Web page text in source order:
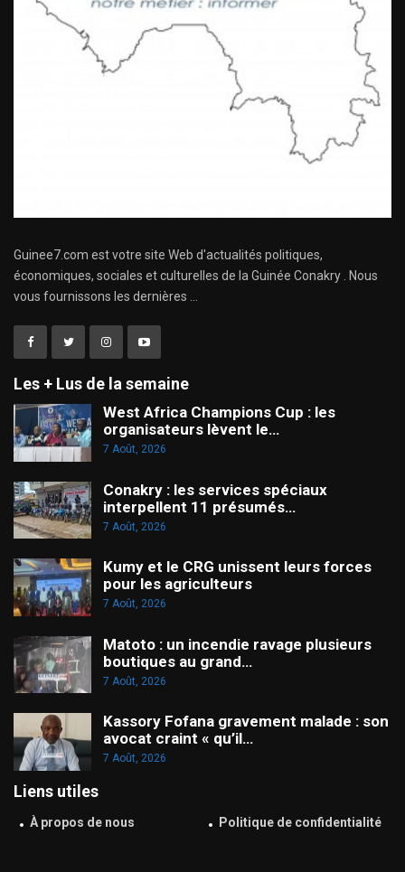
Guinee7.com est votre site Web d'actualités politiques,
économiques, sociales et culturelles de la Guinée Conakry . Nous
vous fournissons les dernières ...
Les + Lus de la semaine
West Africa Champions Cup : les
organisateurs lèvent le…
7 Août, 2026
Conakry : les services spéciaux
interpellent 11 présumés…
7 Août, 2026
Kumy et le CRG unissent leurs forces
pour les agriculteurs
7 Août, 2026
Matoto : un incendie ravage plusieurs
boutiques au grand…
7 Août, 2026
Kassory Fofana gravement malade : son
avocat craint « qu’il…
7 Août, 2026
Liens utiles
À propos de nous Politique de confidentialité